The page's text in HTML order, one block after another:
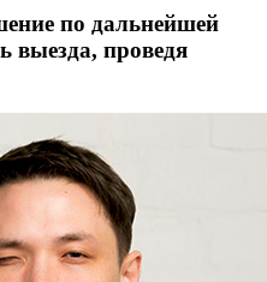
по дальнейшей
выезда, проведя